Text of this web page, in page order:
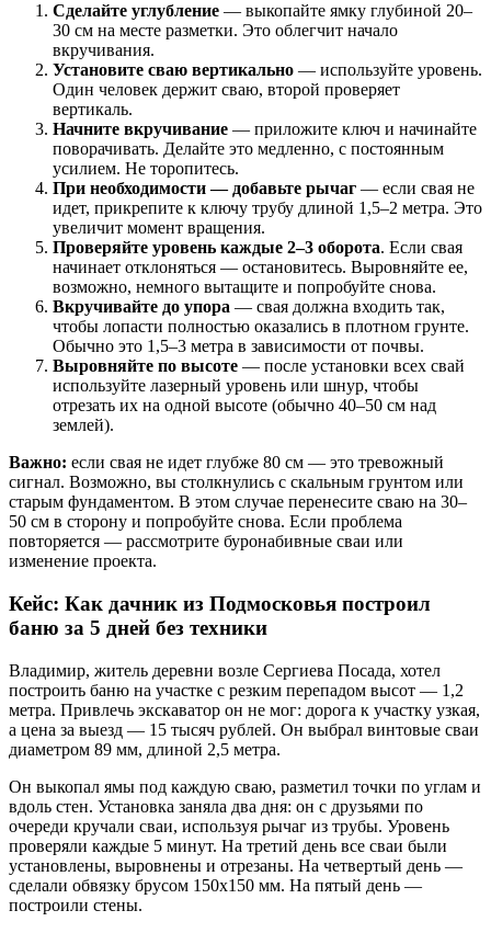
Сделайте углубление — выкопайте ямку глубиной 20–
30 см на месте разметки. Это облегчит начало
вкручивания.
Установите сваю вертикально — используйте уровень.
Один человек держит сваю, второй проверяет
вертикаль.
Начните вкручивание — приложите ключ и начинайте
поворачивать. Делайте это медленно, с постоянным
усилием. Не торопитесь.
При необходимости — добавьте рычаг — если свая не
идет, прикрепите к ключу трубу длиной 1,5–2 метра. Это
увеличит момент вращения.
Проверяйте уровень каждые 2–3 оборота. Если свая
начинает отклоняться — остановитесь. Выровняйте ее,
возможно, немного вытащите и попробуйте снова.
Вкручивайте до упора — свая должна входить так,
чтобы лопасти полностью оказались в плотном грунте.
Обычно это 1,5–3 метра в зависимости от почвы.
Выровняйте по высоте — после установки всех свай
используйте лазерный уровень или шнур, чтобы
отрезать их на одной высоте (обычно 40–50 см над
землей).
Важно: если свая не идет глубже 80 см — это тревожный
сигнал. Возможно, вы столкнулись с скальным грунтом или
старым фундаментом. В этом случае перенесите сваю на 30–
50 см в сторону и попробуйте снова. Если проблема
повторяется — рассмотрите буронабивные сваи или
изменение проекта.
Кейс: Как дачник из Подмосковья построил
баню за 5 дней без техники
Владимир, житель деревни возле Сергиева Посада, хотел
построить баню на участке с резким перепадом высот — 1,2
метра. Привлечь экскаватор он не мог: дорога к участку узкая,
а цена за выезд — 15 тысяч рублей. Он выбрал винтовые сваи
диаметром 89 мм, длиной 2,5 метра.
Он выкопал ямы под каждую сваю, разметил точки по углам и
вдоль стен. Установка заняла два дня: он с друзьями по
очереди кручали сваи, используя рычаг из трубы. Уровень
проверяли каждые 5 минут. На третий день все сваи были
установлены, выровнены и отрезаны. На четвертый день —
сделали обвязку брусом 150х150 мм. На пятый день —
построили стены.